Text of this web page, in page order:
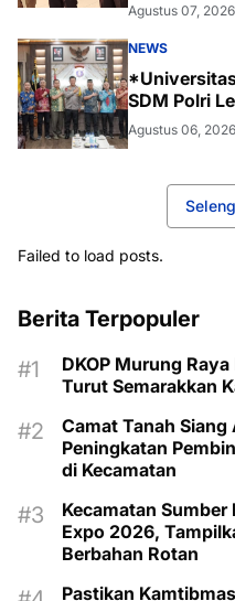
Agustus 07, 2026
NEWS
SDM Polri
Agustus 06, 2026
Failed to load posts.
Berita Terpopuler
DKOP Murung
Turut Semarakkan
Camat Tanah
Peningkatan
di Kecamatan
Kecamatan
Expo 2026,
Berbahan Rotan
Pastikan